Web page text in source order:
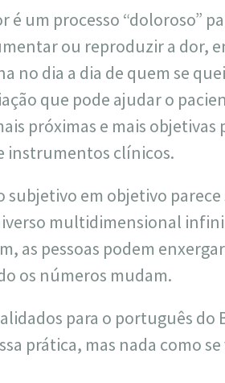
é um processo “doloroso”
ou reproduzir a dor,
no dia a dia de quem se
que pode ajudar o
próximas e mais objetivas
instrumentos clínicos.
subjetivo em objetivo
multidimensional
as pessoas podem
os números mudam.
para o português do
prática, mas nada como